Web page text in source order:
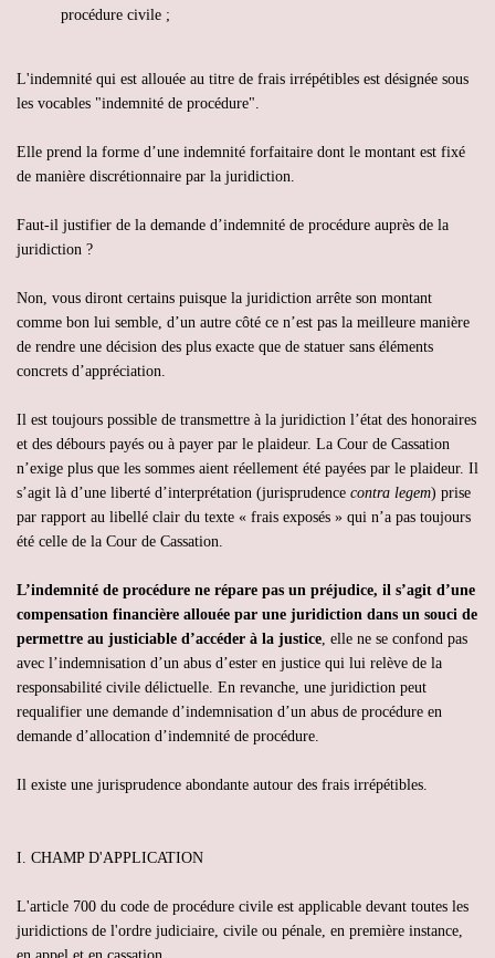
procédure civile ;
L'indemnité qui est allouée au titre de frais irrépétibles est désignée sous
les vocables "indemnité de procédure".
Elle prend la forme d’une indemnité forfaitaire dont le montant est fixé
de manière discrétionnaire par la juridiction.
Faut-il justifier de la demande d’indemnité de procédure auprès de la
juridiction ?
Non, vous diront certains puisque la juridiction arrête son montant
comme bon lui semble, d’un autre côté ce n’est pas la meilleure manière
de rendre une décision des plus exacte que de statuer sans éléments
concrets d’appréciation.
Il est toujours possible de transmettre à la juridiction l’état des honoraires
et des débours payés ou à payer par le plaideur. La Cour de Cassation
n’exige plus que les sommes aient réellement été payées par le plaideur. Il
s’agit là d’une liberté d’interprétation (jurisprudence contra legem) prise
par rapport au libellé clair du texte « frais exposés » qui n’a pas toujours
été celle de la Cour de Cassation.
L’indemnité de procédure ne répare pas un préjudice, il s’agit d’une
compensation financière allouée par une juridiction dans un souci de
permettre au justiciable d’accéder à la justice, elle ne se confond pas
avec l’indemnisation d’un abus d’ester en justice qui lui relève de la
responsabilité civile délictuelle. En revanche, une juridiction peut
requalifier une demande d’indemnisation d’un abus de procédure en
demande d’allocation d’indemnité de procédure.
Il existe une jurisprudence abondante autour des frais irrépétibles.
I. CHAMP D'APPLICATION
L'article 700 du code de procédure civile est applicable devant toutes les
juridictions de l'ordre judiciaire, civile ou pénale, en première instance,